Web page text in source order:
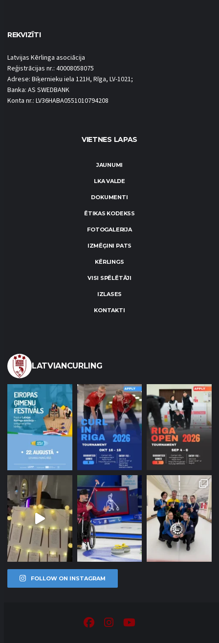
REKVIZĪTI
Latvijas Kērlinga asociācija
Reģistrācijas nr.: 40008058075
Adrese: Biķernieku iela 121H, Rīga, LV-1021;
Banka: AS SWEDBANK
Konta nr.: LV36HABA0551010794208
VIETNES LAPAS
JAUNUMI
LKA VALDE
DOKUMENTI
ĒTIKAS KODEKSS
FOTOGALERIJA
IZMĒĢINI PATS
KĒRLINGS
VISI SPĒLĒTĀJI
IZLASES
KONTAKTI
LATVIANCURLING
FOLLOW ON INSTAGRAM